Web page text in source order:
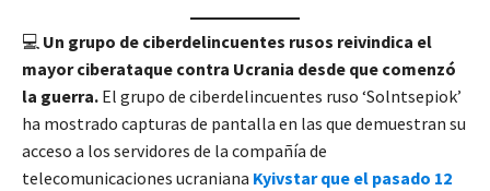
💻 Un grupo de ciberdelincuentes rusos reivindica el
mayor ciberataque contra Ucrania desde que comenzó
la guerra. El grupo de ciberdelincuentes ruso ‘Solntsepiok’
ha mostrado capturas de pantalla en las que demuestran su
acceso a los servidores de la compañía de
telecomunicaciones ucraniana Kyivstar que el pasado 12